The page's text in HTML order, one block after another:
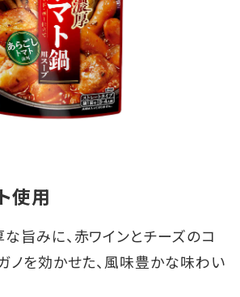
使用
旨みに、赤ワインとチーズのコ
ノを効かせた、風味豊かな味わい